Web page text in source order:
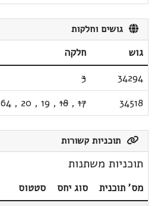
גושים וחלקות
גוש
חלקה
34294
3
34518
17
,
18
,
19
,
20
,
64
תוכניות קשורות
תוכניות משתנות
מס' תוכנית סוג יחס
סטטוס